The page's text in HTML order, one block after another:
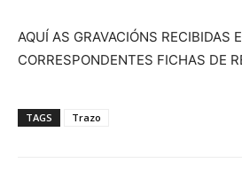
AQUÍ AS GRAVACIÓNS RECIBIDAS
CORRESPONDENTES FICHAS DE
TAGS Trazo